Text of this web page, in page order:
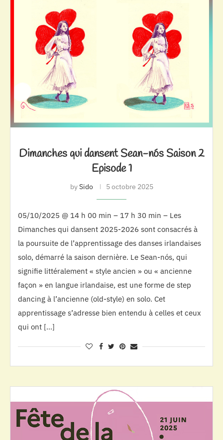
Dimanches qui dansent Sean-nós Saison 2
Episode 1
bySido 5 octobre 2025
05/10/2025 @ 14 h 00 min – 17 h 30 min – Les
Dimanches qui dansent 2025-2026 sont consacrés à
la poursuite de l’apprentissage des danses irlandaises
solo, démarré la saison dernière. Le Sean-nós, qui
signifie littéralement « style ancien » ou « ancienne
façon » en langue irlandaise, est une forme de step
dancing à l’ancienne (old-style) en solo. Cet
apprentissage s’adresse bien entendu à celles et ceux
qui ont […]